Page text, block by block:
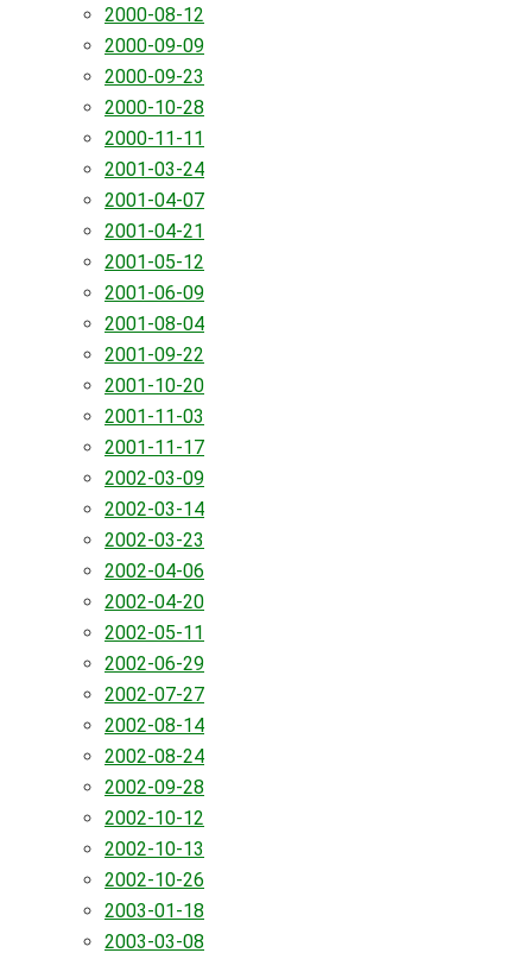
2000-08-12
2000-09-09
2000-09-23
2000-10-28
2000-11-11
2001-03-24
2001-04-07
2001-04-21
2001-05-12
2001-06-09
2001-08-04
2001-09-22
2001-10-20
2001-11-03
2001-11-17
2002-03-09
2002-03-14
2002-03-23
2002-04-06
2002-04-20
2002-05-11
2002-06-29
2002-07-27
2002-08-14
2002-08-24
2002-09-28
2002-10-12
2002-10-13
2002-10-26
2003-01-18
2003-03-08